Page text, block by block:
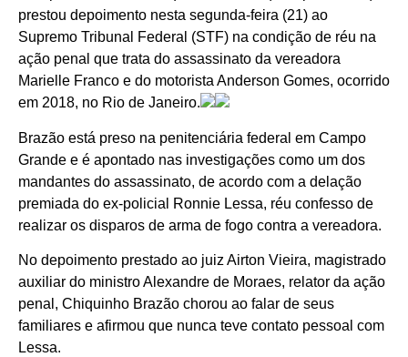
prestou depoimento nesta segunda-feira (21) ao
Supremo Tribunal Federal (STF) na condição de réu na
ação penal que trata do assassinato da vereadora
Marielle Franco e do motorista Anderson Gomes, ocorrido
em 2018, no Rio de Janeiro.
Brazão está preso na penitenciária federal em Campo
Grande e é apontado nas investigações como um dos
mandantes do assassinato, de acordo com a delação
premiada do ex-policial Ronnie Lessa, réu confesso de
realizar os disparos de arma de fogo contra a vereadora.
No depoimento prestado ao juiz Airton Vieira, magistrado
auxiliar do ministro Alexandre de Moraes, relator da ação
penal, Chiquinho Brazão chorou ao falar de seus
familiares e afirmou que nunca teve contato pessoal com
Lessa.